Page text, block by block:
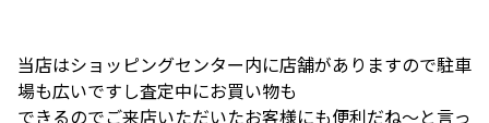
当店はショッピングセンター内に店舗がありますので駐車
場も広いですし査定中にお買い物も
できるのでご来店いただいたお客様にも便利だね～と言っ